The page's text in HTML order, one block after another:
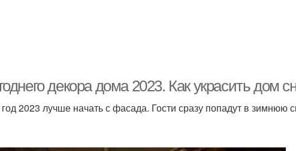
декора дома 2023. Как украсить дом
2023 лучше начать с фасада. Гости сразу попадут в зимнюю